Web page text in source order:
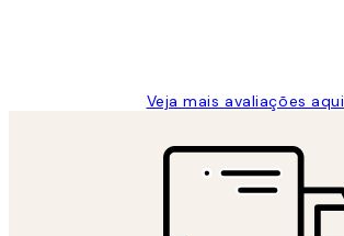
Veja mais avaliações aqui